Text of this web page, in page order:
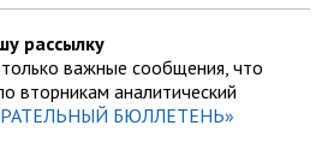
рассылку
важные сообщения, что
вторникам аналитический
БЮЛЛЕТЕНЬ»